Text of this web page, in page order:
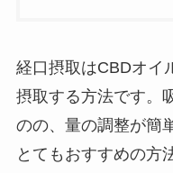
経口摂取はCBDオイ
摂取する方法です。
のの、量の調整が簡
とてもおすすめの方